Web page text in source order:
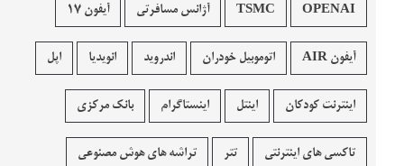
OPENAI
TSMC آژانس مسافرتی آیفون 17
آیفون AIR اتوموبیل خودران اندروید انویدیا اپل
اینترنت کودکان اینتل اینستاگرام بانک مرکزی
تاکسی های اینترنتی تتر تراشه های هوش مصنوعی